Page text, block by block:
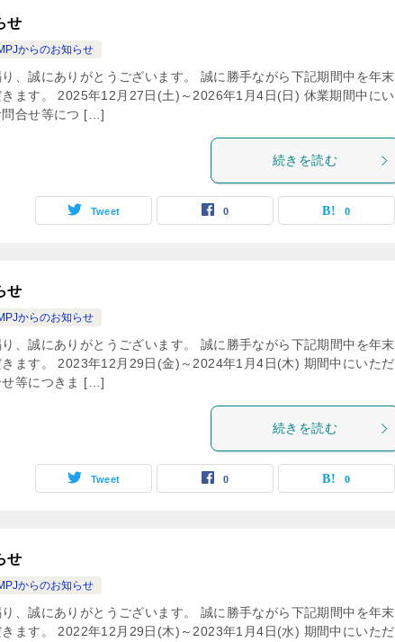
せ
からのお知らせ
、誠にありがとうございます。 誠に勝手ながら下記期間中を年末
ます。 2025年12月27日(土)～2026年1月4日(日) 休業期間中にい
問合せ等につ […]
続きを読む
Tweet 0 0
せ
からのお知らせ
、誠にありがとうございます。 誠に勝手ながら下記期間中を年末
ます。 2023年12月29日(金)～2024年1月4日(木) 期間中にいただ
せ等につきま […]
続きを読む
Tweet 0 0
せ
からのお知らせ
、誠にありがとうございます。 誠に勝手ながら下記期間中を年末
ます。 2022年12月29日(木)～2023年1月4日(水) 期間中にいただ